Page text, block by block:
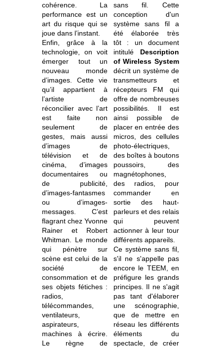
cohérence. La
performance est un
art du risque qui se
joue dans l’instant.
Enfin, grâce à la
technologie, on voit
émerger tout un
nouveau monde
d’images. Cette vie
qu’il appartient à
l’artiste de
réconcilier avec l’art
est faite non
seulement de
gestes, mais aussi
d’images de
télévision et de
cinéma, d’images
documentaires ou
de publicité,
d’images-fantasmes
ou d’images-
messages. C’est
flagrant chez Yvonne
Rainer et Robert
Whitman. Le monde
qui pénètre sur
scène est celui de la
société de
consommation et de
ses objets fétiches :
radios,
télécommandes,
ventilateurs,
aspirateurs,
machines à écrire.
Le règne de
sans fil. Cette
conception d'un
système sans fil a
été élaborée très
tôt : un document
intitulé Description
of Wireless System
décrit un système de
transmetteurs et
récepteurs FM qui
offre de nombreuses
possibilités. Il est
ainsi possible de
placer en entrée des
micros, des cellules
photo-électriques,
des boîtes à boutons
poussoirs, des
magnétophones,
des radios, pour
commander en
sortie des haut-
parleurs et des relais
qui peuvent
actionner à leur tour
différents appareils.
Ce système sans fil,
s'il ne s'appelle pas
encore le TEEM, en
préfigure les grands
principes. Il ne s'agit
pas tant d'élaborer
une scénographie,
que de mettre en
réseau les différents
éléments du
spectacle, de créer